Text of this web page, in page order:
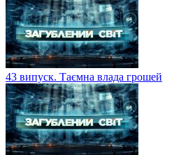
43 випуск. Таємна влада грошей